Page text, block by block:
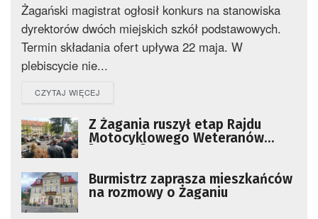
Żagański magistrat ogłosił konkurs na stanowiska
dyrektorów dwóch miejskich szkół podstawowych.
Termin składania ofert upływa 22 maja. W
plebiscycie nie...
CZYTAJ WIĘCEJ
Z Żagania ruszył etap Rajdu
Motocyklowego Weteranów
Burmistrz zaprasza mieszkańców
na rozmowy o Żaganiu